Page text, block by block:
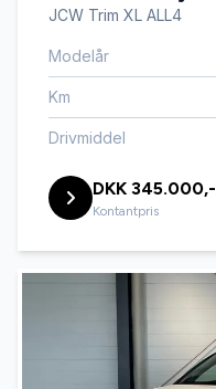
JCW Trim XL ALL4
Modelår
Km
Drivmiddel
DKK 345.000,-
Kontantpris